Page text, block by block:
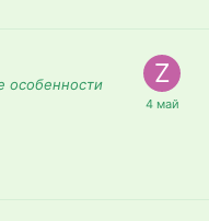
особенности